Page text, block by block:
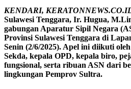
KENDARI,
Sulawesi Tenggara, Ir. Hugua,
gabungan Aparatur Sipil Negara
Provinsi Sulawesi Tenggara di
Senin (2/6/2025). Apel ini diikuti
Sekda, kepala OPD, kepala biro,
fungsional, serta ribuan ASN dari
lingkungan Pemprov Sultra.